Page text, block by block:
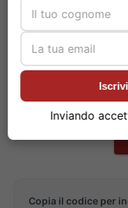
Aggiungere
all’applicazione
gestione delle
Copia il codice per
Inviando